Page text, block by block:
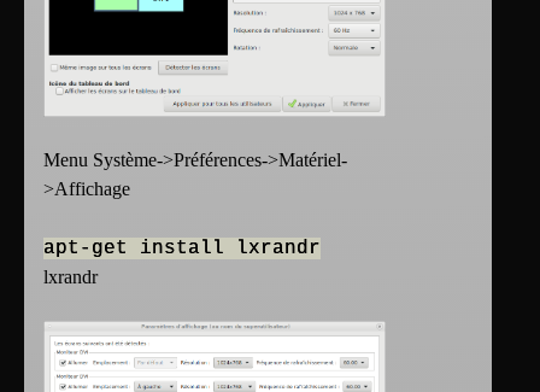
Menu Système->Préférences->Matériel-
>Affichage
apt-get install lxrandr
lxrandr